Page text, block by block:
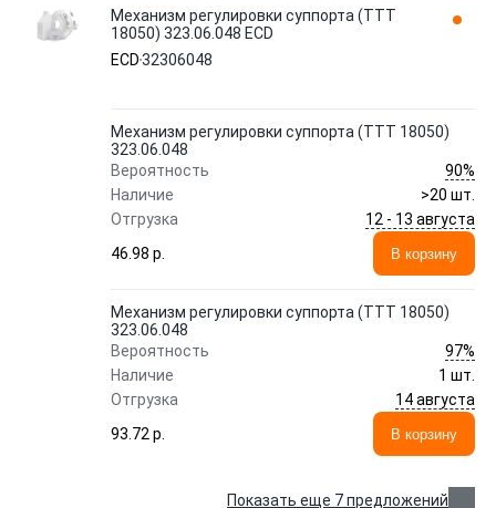
Механизм регулировки суппорта (TTT
18050) 323.06.048 ECD
ECD32306048
Механизм регулировки суппорта (TTT 18050)
323.06.048
Вероятность
90%
Наличие
>20 шт.
Отгрузка
12 - 13 августа
46.98 p.
В корзину
Механизм регулировки суппорта (TTT 18050)
323.06.048
Вероятность
97%
Наличие
1 шт.
Отгрузка
14 августа
93.72 p.
В корзину
Показать еще 7 предложений